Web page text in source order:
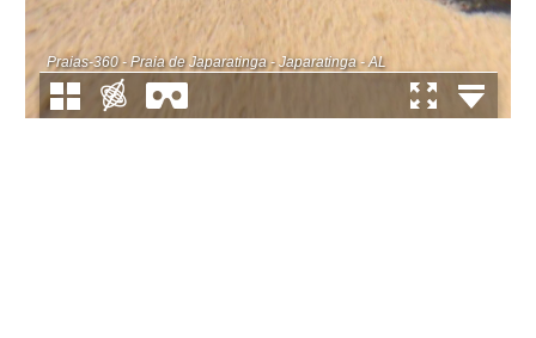
Praias-360 - Praia de Japaratinga - Japaratinga - AL